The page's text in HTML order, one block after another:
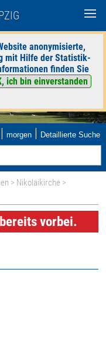
anonymisierte,
mit Hilfe der Statistik-
finden Sie
ich bin einverstanden
| morgen | Detaillierte Suche
> Nikolaikirche >
vorbei.